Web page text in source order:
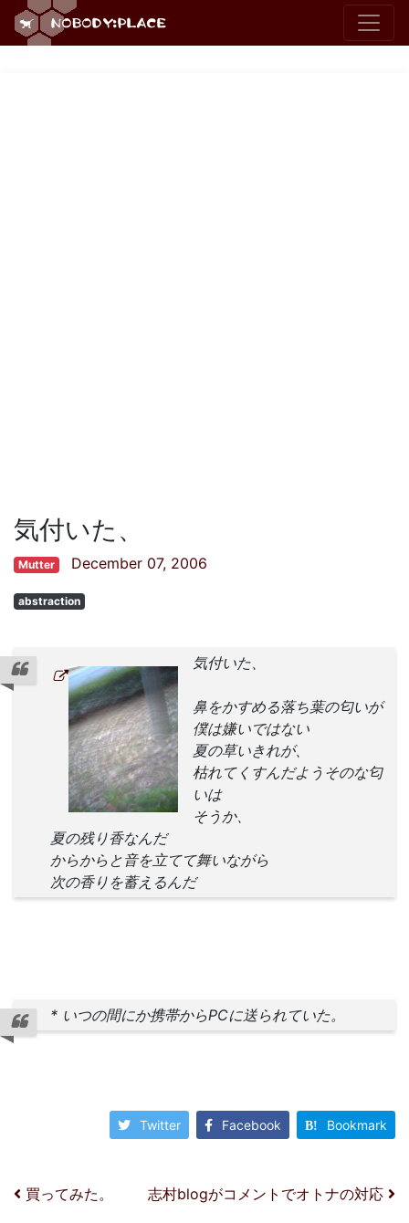
気付いた、
Mutter December 07, 2006
abstraction
気付いた、
鼻をかすめる落ち葉の匂いが
僕は嫌いではない
夏の草いきれが、
枯れてくすんだようそのな匂
いは
そうか、
夏の残り香なんだ
からからと音を立てて舞いながら
次の香りを蓄えるんだ
* いつの間にか携帯からPCに送られていた。
Twitter Facebook Bookmark
投稿ナビゲーション
買ってみた。 志村blogがコメントでオトナの対応